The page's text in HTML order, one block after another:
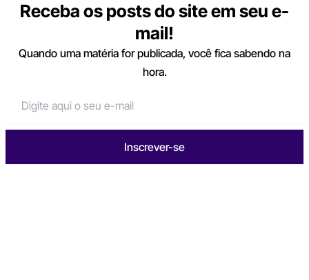
Receba os posts do site em seu e-
mail!
Quando uma matéria for publicada, você fica sabendo na
hora.
Inscrever-se